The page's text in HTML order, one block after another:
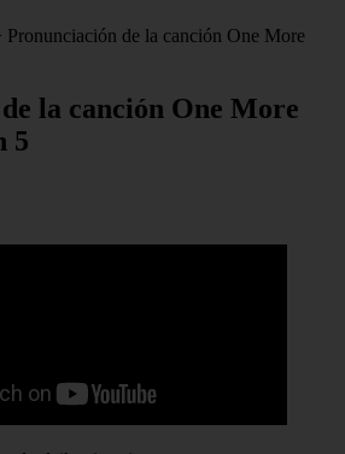
Pronunciación de la canción One More
la canción One More
5